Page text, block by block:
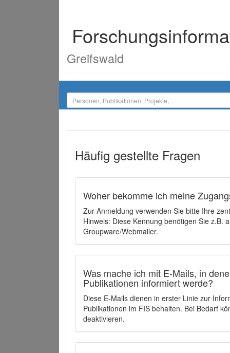
Greifswald
Häufig gestellte Fragen
Woher bekomme ich meine
Zur Anmeldung verwenden Sie bitte Ihre
Hinweis: Diese Kennung benötigen Sie z.B.
Groupware/Webmailer.
Was mache ich mit E-Mails, in
Publikationen informiert werde?
Diese E-Mails dienen in erster Linie zur
Publikationen im FIS behalten. Bei Bedarf
deaktivieren.